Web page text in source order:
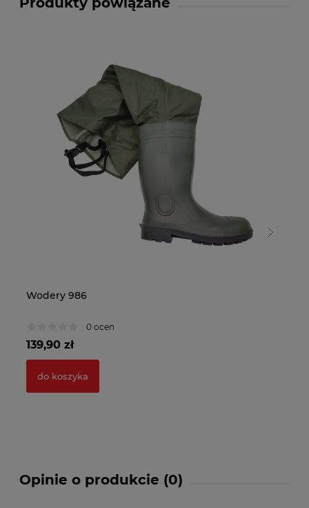
Wodery 986
0 ocen
139,90 zł
do koszyka
Opinie o produkcie (0)